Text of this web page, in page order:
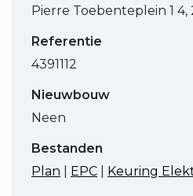
Pierre Toebenteplein 1 4,
Referentie
4391112
Nieuwbouw
Neen
Bestanden
Plan
EPC Keuring